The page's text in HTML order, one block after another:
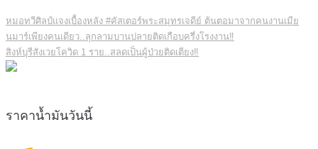
หมอทวีศิลป์แจงเบื้องหลัง #คัสเตอร์พระสมุทรเจดีย์ ต้นตอมาจากคนงานเมีย
นมาร์เพียงคนเดียว..ลุกลามบานปลายติดเกือบครึ่งโรงงาน‼️
สิงห์บุรีสังเวยโควิด 1 ราย..สลดเป็นผู้ป่วยติดเตียง‼️
ราคาน้ำมันวันนี้